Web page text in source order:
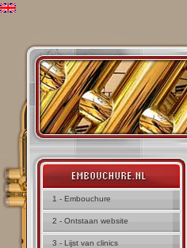
1 - Embouchure
2 - Ontstaan website
3 - Lijst van clinics